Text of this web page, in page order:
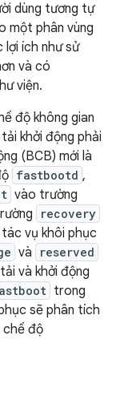
dùng tương tự
một phân vùng
lợi ích như sử
và có
viện.
độ không gian
khởi động phải
(BCB) mới là
fastbootd ,
vào trường
recovery
vụ khôi phục
và reserved
và khởi động
trong
sẽ phân tích
chế độ